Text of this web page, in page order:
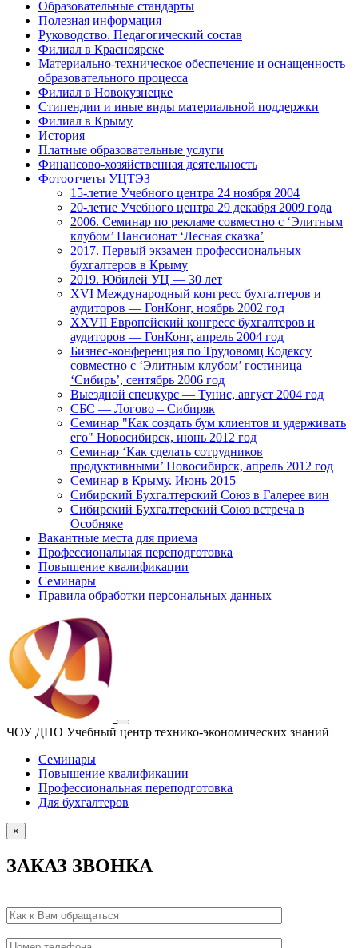
Образовательные стандарты
Полезная информация
Руководство. Педагогический состав
Филиал в Красноярске
Материально-техническое обеспечение и оснащенность
образовательного процесса
Филиал в Новокузнецке
Стипендии и иные виды материальной поддержки
Филиал в Крыму
История
Платные образовательные услуги
Финансово-хозяйственная деятельность
Фотоотчеты УЦТЭЗ
15-летие Учебного центра 24 ноября 2004
20-летие Учебного центра 29 декабря 2009 года
2006. Семинар по рекламе совместно с ‘Элитным
клубом’ Пансионат ‘Лесная сказка’
2017. Первый экзамен профессиональных
бухгалтеров в Крыму
2019. Юбилей УЦ — 30 лет
XVI Международный конгресс бухгалтеров и
аудиторов — ГонКонг, ноябрь 2002 год
XXVII Европейский конгресс бухгалтеров и
аудиторов — ГонКонг, апрель 2004 год
Бизнес-конференция по Трудовомц Кодексу
совместно с ‘Элитным клубом’ гостиница
‘Сибирь’, сентябрь 2006 год
Выездной спецкурс — Тунис, август 2004 год
СБС — Логово – Сибиряк
Семинар "Как создать бум клиентов и удерживать
его" Новосибирск, июнь 2012 год
Семинар ‘Как сделать сотрудников
продуктивными’ Новосибирск, апрель 2012 год
Семинар в Крыму. Июнь 2015
Сибирский Бухгалтерский Союз в Галерее вин
Сибирский Бухгалтерский Союз встреча в
Особняке
Вакантные места для приема
Профессиональная переподготовка
Повышение квалификации
Семинары
Правила обработки персональных данных
Toggle
navigation
ЧОУ ДПО Учебный центр технико-экономических знаний
Семинары
Повышение квалификации
Профессиональная переподготовка
Для бухгалтеров
×
ЗАКАЗ ЗВОНКА